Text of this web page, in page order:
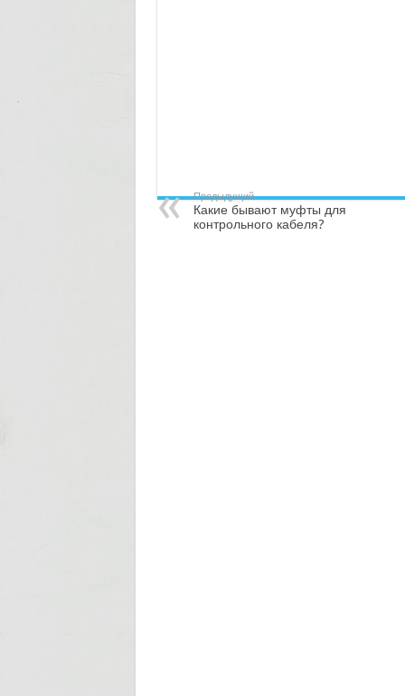
Предыдущий
Какие бывают муфты для
контрольного кабеля?